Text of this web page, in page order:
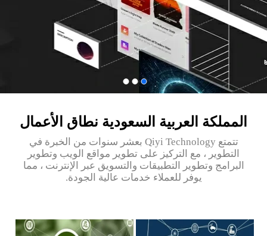
المملكة العربية السعودية‎ نطاق الأعمال
تتمتع Qiyi Technology بعشر سنوات من الخبرة في
التطوير ، مع التركيز على تطوير مواقع الويب وتطوير
البرامج وتطوير التطبيقات والتسويق عبر الإنترنت ، مما
يوفر للعملاء خدمات عالية الجودة.